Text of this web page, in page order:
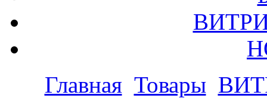
Главная Товары